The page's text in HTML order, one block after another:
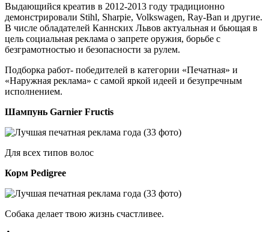
Выдающийся креатив в 2012-2013 году традиционно
демонстрировали Stihl, Sharpie, Volkswagen, Ray-Ban и другие.
В числе обладателей Каннских Львов актуальная и бьющая в
цель социальная реклама о запрете оружия, борьбе с
безграмотностью и безопасности за рулем.
Подборка работ- победителей в категории «Печатная» и
«Наружная реклама» с самой яркой идеей и безупречным
исполнением.
Шампунь Garnier Fructis
Для всех типов волос
Корм Pedigree
Собака делает твою жизнь счастливее.